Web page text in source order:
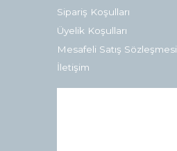
Sipariş Koşulları
Üyelik Koşulları
Mesafeli Satış Sözleşmesi
İletişim